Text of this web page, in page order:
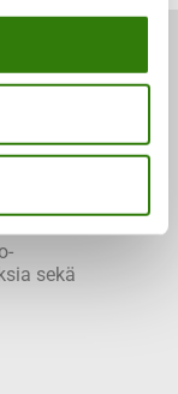
niin
sekä